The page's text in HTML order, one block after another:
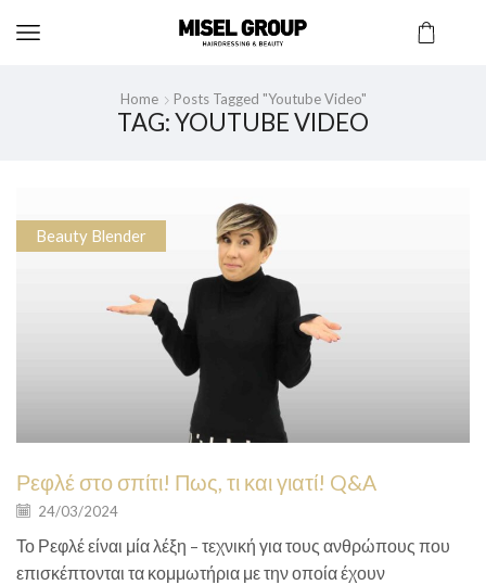
Home Posts Tagged "youtube Video"
TAG: YOUTUBE VIDEO
Beauty Blender
Ρεφλέ στο σπίτι! Πως, τι και γιατί! Q&A
24/03/2024
Το Ρεφλέ είναι μία λέξη – τεχνική για τους ανθρώπους που
επισκέπτονται τα κομμωτήρια με την οποία έχουν